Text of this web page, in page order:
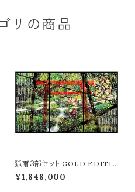
リの商品
狐雨３部セット GOLD EDITIO
N LEON TERASHIMA版画
作品11作限定 ウメキタホクシギ
¥1,848,000